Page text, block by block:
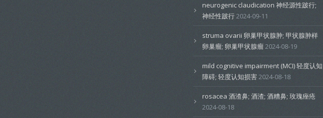
neurogenic claudication 神经源性跛行;
神经性跛行2024-09-11
struma ovarii 卵巢甲状腺肿; 甲状腺肿样
卵巢瘤; 卵巢甲状腺瘤2024-08-19
mild cognitive impairment (MCI) 轻度认知
障碍; 轻度认知损害2024-08-18
rosacea 酒渣鼻; 酒渣; 酒糟鼻; 玫瑰痤疮
2024-08-18